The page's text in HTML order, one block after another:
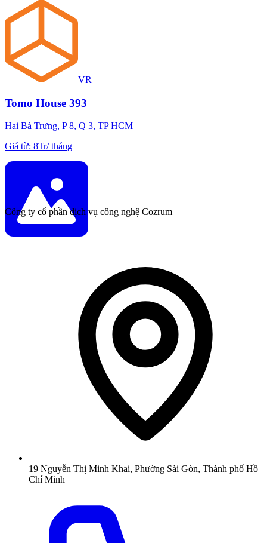
VR
Tomo House 393
Hai Bà Trưng, P 8, Q 3, TP HCM
Giá từ: 8Tr/tháng
Công ty cổ phần dịch vụ công nghệ Cozrum
19 Nguyễn Thị Minh Khai, Phường Sài Gòn, Thành phố Hồ
Chí Minh